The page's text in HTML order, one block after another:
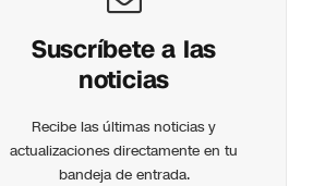
Suscríbete a las
noticias
Recibe las últimas noticias y
actualizaciones directamente en tu
bandeja de entrada.